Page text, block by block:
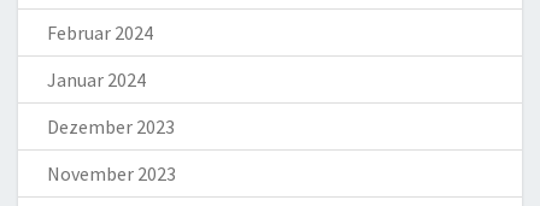
Februar 2024
Januar 2024
Dezember 2023
November 2023